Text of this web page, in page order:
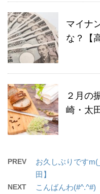
マイナ
な？【
２月の
崎・太
PREV
お久しぶりです
田】
NEXT こんばんわ(#^.^#)